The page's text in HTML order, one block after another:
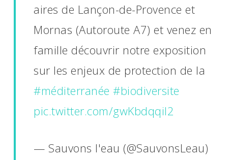
aires de Lançon-de-Provence et
Mornas (Autoroute A7) et venez en
famille découvrir notre exposition
sur les enjeux de protection de la
#méditerranée #biodiversite
pic.twitter.com/gwKbdqqiI2
— Sauvons l'eau (@SauvonsLeau)